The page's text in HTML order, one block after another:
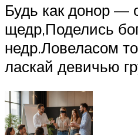
Будь как донор —
щедр,Поделись
недр.Ловеласом
ласкай девичью